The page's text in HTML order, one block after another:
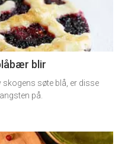
blir
skogens søte blå, er disse
på.